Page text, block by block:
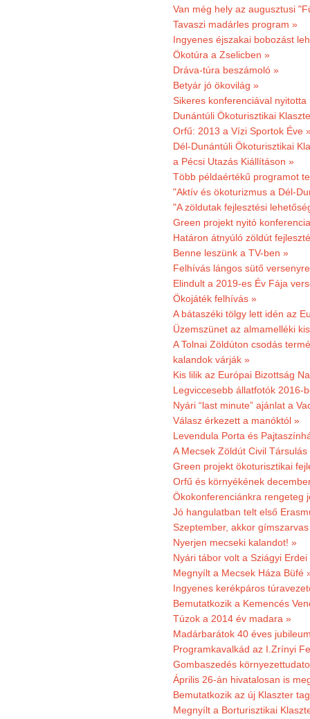
Van még hely az augusztusi
Tavaszi madárles program »
Ingyenes éjszakai bobozást
Ökotúra a Zselicben »
Dráva-túra beszámoló »
Betyár jó ökovilág »
Sikeres konferenciával
Dunántúli Ökoturisztikai
Orfű: 2013 a Vízi Sportok Éve
Dél-Dunántúli Ökoturisztikai
a Pécsi Utazás Kiállításon »
Több példaértékű programot
"Aktív és ökoturizmus a Dél-
"A zöldutak fejlesztési
Green projekt nyitó
Határon átnyúló zöldút
Benne leszünk a TV-ben »
Felhívás lángos sütő
Elindult a 2019-es Év Fája
Ökojáték felhívás »
A bátaszéki tölgy lett idén az
Üzemszünet az almamelléki
A Tolnai Zöldúton csodás
kalandok várják »
Kis lilik az Európai Bizottság
Legviccesebb állatfotók 2016-
Nyári “last minute” ajánlat a
Válasz érkezett a manóktól »
Levendula Porta és
A Mecsek Zöldút Civil
Green projekt ökoturisztikai
Orfű és környékének
Ökokonferenciánkra rengeteg
Jó hangulatban telt első
Szeptember, akkor
Nyerjen mecseki kalandot! »
Nyári tábor volt a Sziágyi
Megnyílt a Mecsek Háza Büfé
Ingyenes kerékpáros
Bemutatkozik a Kemencés
Túzok a 2014 év madara »
Madárbarátok 40 éves
Programkavalkád az I.Zrínyi
Gombaszedés
Április 26-án hivatalosan is
Bemutatkozik az új Klaszter
Megnyílt a Borturisztikai